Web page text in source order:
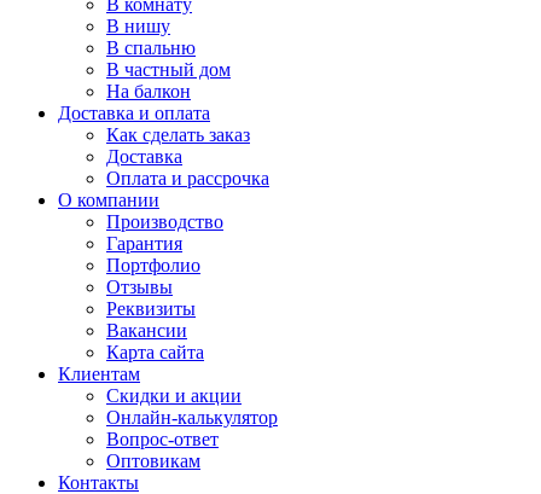
В комнату
В нишу
В спальню
В частный дом
На балкон
Доставка и оплата
Как сделать заказ
Доставка
Оплата и рассрочка
О компании
Производство
Гарантия
Портфолио
Отзывы
Реквизиты
Вакансии
Карта сайта
Клиентам
Скидки и акции
Онлайн-калькулятор
Вопрос-ответ
Оптовикам
Контакты